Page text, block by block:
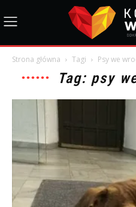
Strona główna Tagi Psy we
Tag: psy